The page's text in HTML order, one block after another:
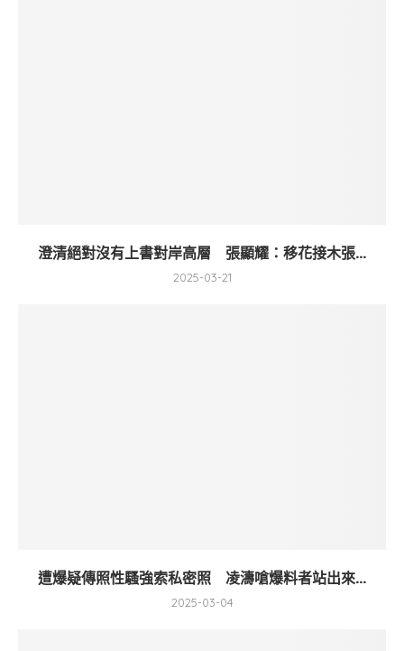
澄清絕對沒有上書對岸高層 張顯耀：移花接木張...
2025-03-21
遭爆疑傳照性騷強索私密照 凌濤嗆爆料者站出來...
2025-03-04